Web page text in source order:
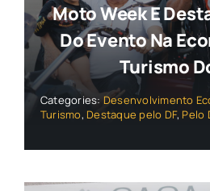
Moto Week E
Do Evento Na
Turismo
Categories: Desenvolvimento
Turismo, Destaque pelo DF, Pelo